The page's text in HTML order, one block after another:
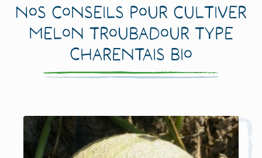
Nos conseils pour cultiver
Melon Troubadour Type
Charentais Bio